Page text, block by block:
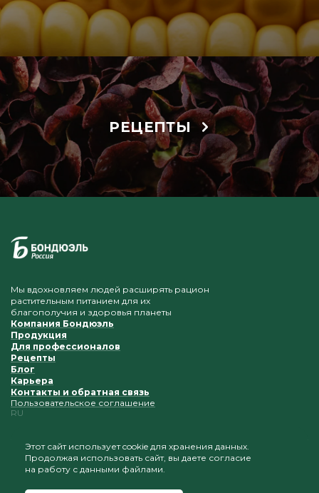
РЕЦЕПТЫ
Мы вдохновляем людей расширять рацион
растительным питанием для их
благополучия и здоровья планеты
Компания Бондюэль
Продукция
Для профессионалов
Рецепты
Блог
Карьера
Контакты и обратная связь
Пользовательское соглашение
RU
Приветствуется копирование и размещение
материалов при условии сохранения ссылки на наш
Этот сайт использует cookie для хранения данных.
Продолжая использовать сайт, вы даете согласие
на работу с данными файлами.